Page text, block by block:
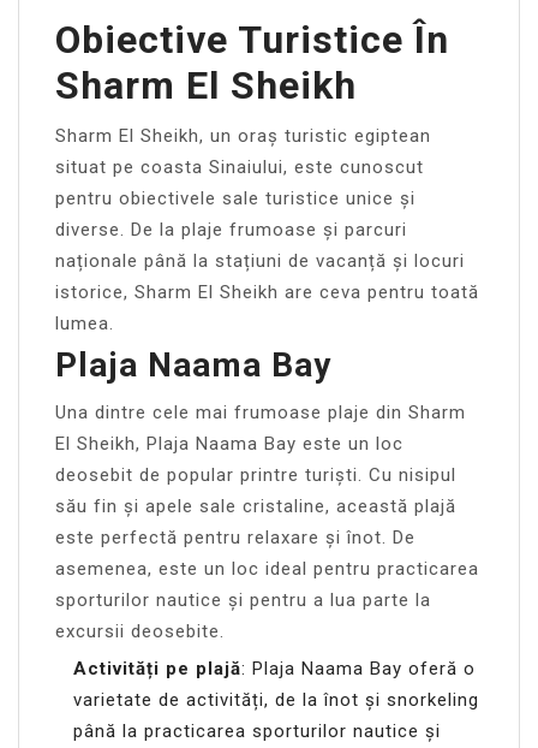
Obiective Turistice În
Sharm El Sheikh
Sharm El Sheikh, un oraș turistic egiptean
situat pe coasta Sinaiului, este cunoscut
pentru obiectivele sale turistice unice și
diverse. De la plaje frumoase și parcuri
naționale până la stațiuni de vacanță și locuri
istorice, Sharm El Sheikh are ceva pentru toată
lumea.
Plaja Naama Bay
Una dintre cele mai frumoase plaje din Sharm
El Sheikh, Plaja Naama Bay este un loc
deosebit de popular printre turiști. Cu nisipul
său fin și apele sale cristaline, această plajă
este perfectă pentru relaxare și înot. De
asemenea, este un loc ideal pentru practicarea
sporturilor nautice și pentru a lua parte la
excursii deosebite.
Activități pe plajă: Plaja Naama Bay oferă o
varietate de activități, de la înot și snorkeling
până la practicarea sporturilor nautice și